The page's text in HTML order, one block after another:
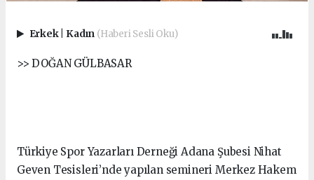
Erkek Kadın (Haberi Sesli Oku)
>> DOĞAN GÜLBASAR
Türkiye Spor Yazarları Derneği Adana Şubesi Nihat
Geven Tesisleri’nde yapılan semineri Merkez Hakem